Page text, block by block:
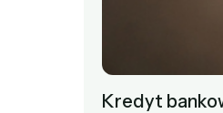
Kredyt